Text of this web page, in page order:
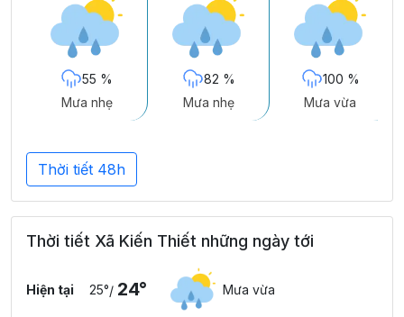
55 %
Mưa nhẹ
82 %
Mưa nhẹ
100 %
Mưa vừa
Thời tiết 48h
Thời tiết Xã Kiến Thiết những ngày tới
Hiện tại 25°/ 24° Mưa vừa